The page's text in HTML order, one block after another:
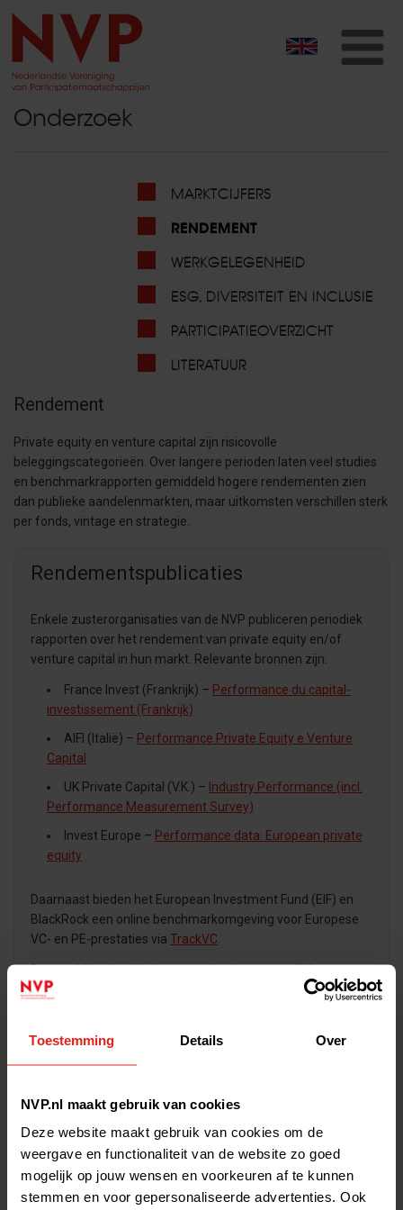
Toestemming Details Over
NVP.nl maakt gebruik van cookies
Deze website maakt gebruik van cookies om de
weergave en functionaliteit van de website zo goed
mogelijk op jouw wensen en voorkeuren af te kunnen
stemmen en voor gepersonaliseerde advertenties. Ook
Onderzoek
MARKTCIJFERS
RENDEMENT
WERKGELEGENHEID
ESG, DIVERSITEIT EN INCLUSIE
PARTICIPATIEOVERZICHT
LITERATUUR
Rendement
Private equity en venture capital zijn risicovolle
beleggingscategorieën. Over langere perioden laten veel studies
en benchmarkrapporten gemiddeld hogere rendementen zien
dan publieke aandelenmarkten, maar uitkomsten verschillen sterk
per fonds, vintage en strategie.
Rendementspublicaties
Enkele zusterorganisaties van de NVP publiceren periodiek
rapporten over het rendement van private equity en/of
venture capital in hun markt. Relevante bronnen zijn:
France Invest (Frankrijk) – Performance du capital-
investissement (Frankrijk)
AIFI (Italië) – Performance Private Equity e Venture
Capital
UK Private Capital (V.K.) – Industry Performance (incl.
Performance Measurement Survey)
Invest Europe – Performance data: European private
equity
Daarnaast bieden het European Investment Fund (EIF) en
BlackRock een online benchmarkomgeving voor Europese
VC- en PE-prestaties via TrackVC
Deze publicaties zijn doorgaans het best vergelijkbaar met
de Nederlandse markt, omdat definities en methodiek in
benchmarks
In de Verenigde Staten publiceren onder meer de American
Investment Council en de National Venture Capital
Association diverse onderzoeken en rapporten: